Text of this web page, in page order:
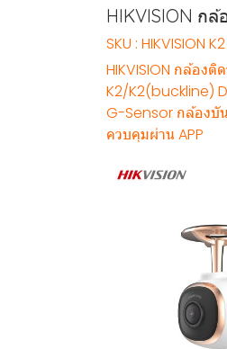
HIKVISION ก
SKU : HIKVISION K2
HIKVISION กล้องติ
K2/K2(buckline)
G-Sensor กล้องบั
ควบคุมผ่าน APP